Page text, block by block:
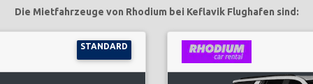
Die Mietfahrzeuge von Rhodium bei Keflavik Flughafen sind:
STANDARD